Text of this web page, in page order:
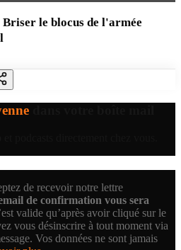
le blocus de l'armée
de recevoir notre lettre
de confirmation vous sera
valide qu’après avoir cliqué sur le
vous désinscrire à tout moment via
Vos données ne sont jamais